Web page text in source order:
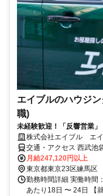
エイブルのハウジ
職)
未経験歓迎！「反響営業
株式会社エイブル エ
交通・アクセス 西武池
月給247,120円以上
東京都東京23区練馬区
勤務時間詳細 実働時間
あたり18日 〜 24日 【